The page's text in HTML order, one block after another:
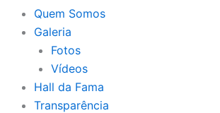
Quem Somos
Galeria
Fotos
Vídeos
Hall da Fama
Transparência